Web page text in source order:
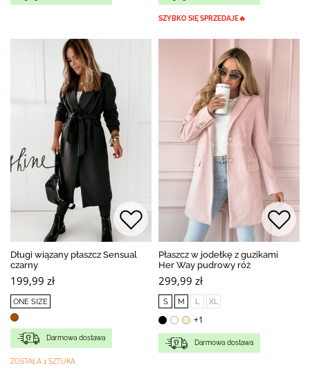
SZYBKO SIĘ SPRZEDAJE🔥
Długi wiązany płaszcz Sensual
czarny
199,99 zł
ONE SIZE
Darmowa dostawa
ZOSTAŁA 1 SZTUKA
Płaszcz w jodełkę z guzikami
Her Way pudrowy róż
299,99 zł
S M L XL
+1
Darmowa dostawa